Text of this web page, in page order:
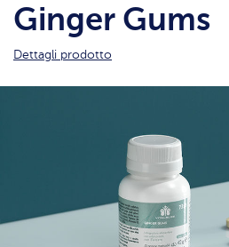
Ginger Gums
Dettagli prodotto